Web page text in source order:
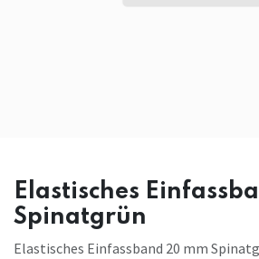
Elastisches
Spinatgrün
Elastisches Einfassband 20 mm